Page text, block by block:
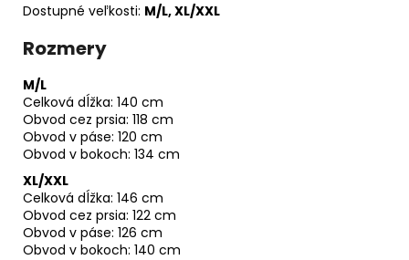
Dostupné veľkosti: M/L, XL/XXL
Rozmery
M/L
Celková dĺžka: 140 cm
Obvod cez prsia: 118 cm
Obvod v páse: 120 cm
Obvod v bokoch: 134 cm
XL/XXL
Celková dĺžka: 146 cm
Obvod cez prsia: 122 cm
Obvod v páse: 126 cm
Obvod v bokoch: 140 cm